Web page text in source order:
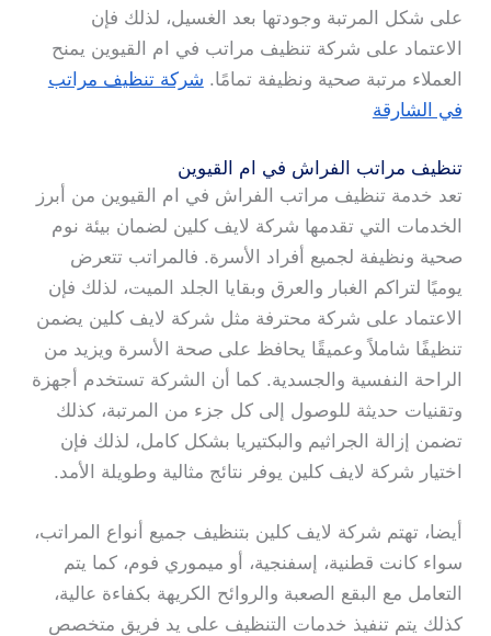
على شكل المرتبة وجودتها بعد الغسيل، لذلك فإن
الاعتماد على شركة تنظيف مراتب في ام القيوين يمنح
العملاء مرتبة صحية ونظيفة تمامًا. شركة تنظيف مراتب
في الشارقة
تنظيف مراتب الفراش في ام القيوين
تعد خدمة تنظيف مراتب الفراش في ام القيوين من أبرز
الخدمات التي تقدمها شركة لايف كلين لضمان بيئة نوم
صحية ونظيفة لجميع أفراد الأسرة. فالمراتب تتعرض
يوميًا لتراكم الغبار والعرق وبقايا الجلد الميت، لذلك فإن
الاعتماد على شركة محترفة مثل شركة لايف كلين يضمن
تنظيفًا شاملاً وعميقًا يحافظ على صحة الأسرة ويزيد من
الراحة النفسية والجسدية. كما أن الشركة تستخدم أجهزة
وتقنيات حديثة للوصول إلى كل جزء من المرتبة، كذلك
تضمن إزالة الجراثيم والبكتيريا بشكل كامل، لذلك فإن
اختيار شركة لايف كلين يوفر نتائج مثالية وطويلة الأمد.
أيضا، تهتم شركة لايف كلين بتنظيف جميع أنواع المراتب،
سواء كانت قطنية، إسفنجية، أو ميموري فوم، كما يتم
التعامل مع البقع الصعبة والروائح الكريهة بكفاءة عالية،
كذلك يتم تنفيذ خدمات التنظيف على يد فريق متخصص